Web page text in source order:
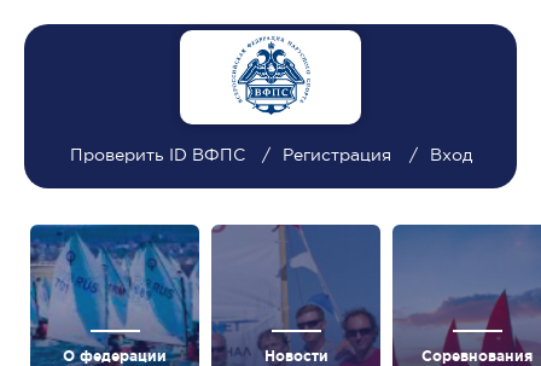
Проверить ID ВФПС Регистрация Вход
О федерации Новости Соревнования